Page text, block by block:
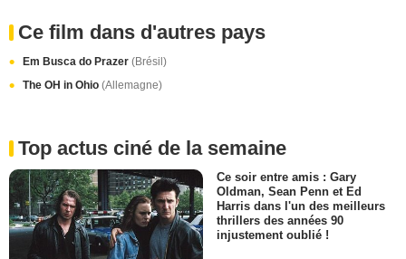
Ce film dans d'autres pays
Em Busca do Prazer (Brésil)
The OH in Ohio (Allemagne)
Top actus ciné de la semaine
Ce soir entre amis : Gary
Oldman, Sean Penn et Ed
Harris dans l'un des meilleurs
thrillers des années 90
injustement oublié !